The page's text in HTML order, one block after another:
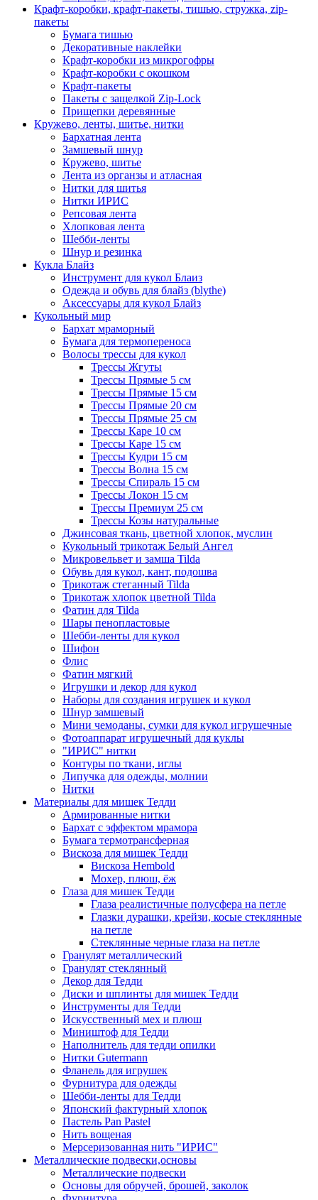
Крафт-коробки, крафт-пакеты, тишью, стружка, zip-
пакеты
Бумага тишью
Декоративные наклейки
Крафт-коробки из микрогофры
Крафт-коробки с окошком
Крафт-пакеты
Пакеты с защелкой Zip-Lock
Прищепки деревянные
Кружево, ленты, шитье, нитки
Бархатная лента
Замшевый шнур
Кружево, шитье
Лента из органзы и атласная
Нитки для шитья
Нитки ИРИС
Репсовая лента
Хлопковая лента
Шебби-ленты
Шнур и резинка
Кукла Блайз
Инструмент для кукол Блаиз
Одежда и обувь для блайз (blythe)
Аксессуары для кукол Блайз
Кукольный мир
Бархат мраморный
Бумага для термопереноса
Волосы трессы для кукол
Трессы Жгуты
Трессы Прямые 5 см
Трессы Прямые 15 см
Трессы Прямые 20 см
Трессы Прямые 25 см
Трессы Каре 10 см
Трессы Каре 15 см
Трессы Кудри 15 см
Трессы Волна 15 см
Трессы Спираль 15 см
Трессы Локон 15 см
Трессы Премиум 25 см
Трессы Козы натуральные
Джинсовая ткань, цветной хлопок, муслин
Кукольный трикотаж Белый Ангел
Микровельвет и замша Tilda
Обувь для кукол, кант, подошва
Трикотаж стеганный Tilda
Трикотаж хлопок цветной Tilda
Фатин для Tilda
Шары пенопластовые
Шебби-ленты для кукол
Шифон
Флис
Фатин мягкий
Игрушки и декор для кукол
Наборы для создания игрушек и кукол
Шнур замшевый
Мини чемоданы, сумки для кукол игрушечные
Фотоаппарат игрушечный для куклы
"ИРИС" нитки
Контуры по ткани, иглы
Липучка для одежды, молнии
Нитки
Материалы для мишек Тедди
Армированные нитки
Бархат с эффектом мрамора
Бумага термотрансферная
Вискоза для мишек Тедди
Вискоза Hembold
Мохер, плюш, ёж
Глаза для мишек Тедди
Глаза реалистичные полусфера на петле
Глазки дурашки, крейзи, косые стеклянные
на петле
Стеклянные черные глаза на петле
Гранулят металлический
Гранулят стеклянный
Декор для Тедди
Диски и шплинты для мишек Тедди
Инструменты для Тедди
Искусственный мех и плюш
Миништоф для Тедди
Наполнитель для тедди опилки
Нитки Gutermann
Фланель для игрушек
Фурнитура для одежды
Шебби-ленты для Тедди
Японский фактурный хлопок
Пастель Pan Pastel
Нить вощеная
Мерсеризованная нить "ИРИС"
Металлические подвески,основы
Металлические подвески
Основы для обручей, брошей, заколок